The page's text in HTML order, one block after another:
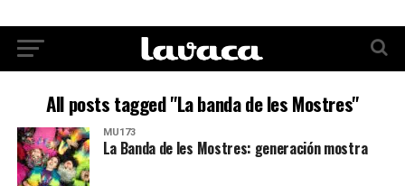
All posts tagged "La banda de les Mostres"
MU173
La Banda de les Mostres: generación mostra